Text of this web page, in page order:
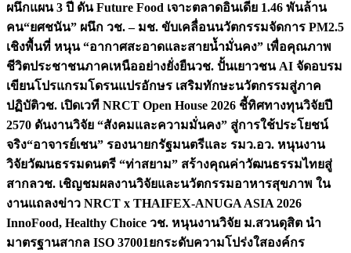
ผนึกแผน 3 ปี ดัน Future Food เจาะตลาดอินเดีย 1.46 พันล้าน
คน“ยศชนัน” ผนึก วช. – มช. ขับเคลื่อนนวัตกรรมจัดการ PM2.5
เชิงพื้นที่ หนุน “อากาศสะอาดและสายน้ำมั่นคง” เพื่อคุณภาพ
ชีวิตประชาชนภาคเหนืออย่างยั่งยืนวช. ปั้นเยาวชน AI จัดอบรม
เขียนโปรแกรมโดรนแปรอักษร เสริมทักษะนวัตกรรมสู่ภาค
ปฏิบัติวช. เปิดเวที NRCT Open House 2026 ชี้ทิศทางทุนวิจัยปี
2570 ดันงานวิจัย “สังคมและความมั่นคง” สู่การใช้ประโยชน์
จริง“อาจารย์เชน” รองนายกรัฐมนตรีและ รมว.อว. หนุนงาน
วิจัยวัฒนธรรมดนตรี “ท่าสยาม” สร้างคุณค่าวัฒนธรรมไทยสู่
สากลวช. เชิญชมผลงานวิจัยและนวัตกรรมอาหารสุขภาพ ใน
งานแถลงข่าว NRCT x THAIFEX-ANUGA ASIA 2026
InnoFood, Healthy Choice วช. หนุนงานวิจัย ม.สวนดุสิต นำ
มาตรฐานสากล ISO 37001ยกระดับความโปร่งใสองค์กร